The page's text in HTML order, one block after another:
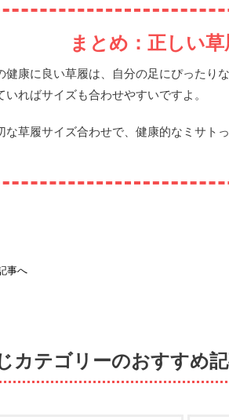
まとめ：正しい
健康に良い草履は、自分の足にぴったり
いればサイズも合わせやすいですよ。
な草履サイズ合わせで、健康的なミサト
事へ
カテゴリーのおすすめ